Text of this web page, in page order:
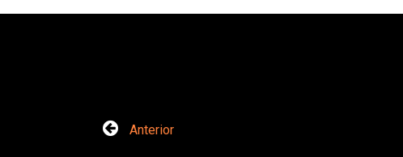
Anterior